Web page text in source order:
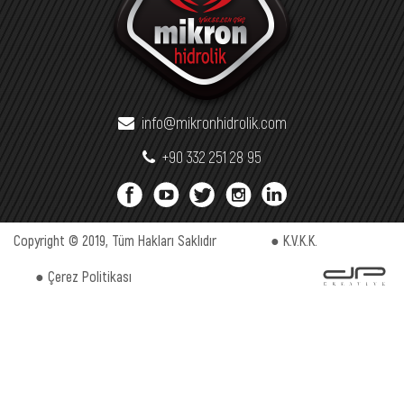
info@mikronhidrolik.com
+90 332 251 28 95
Copyright © 2019, Tüm Hakları Saklıdır ● K.V.K.K.
● Çerez Politikası